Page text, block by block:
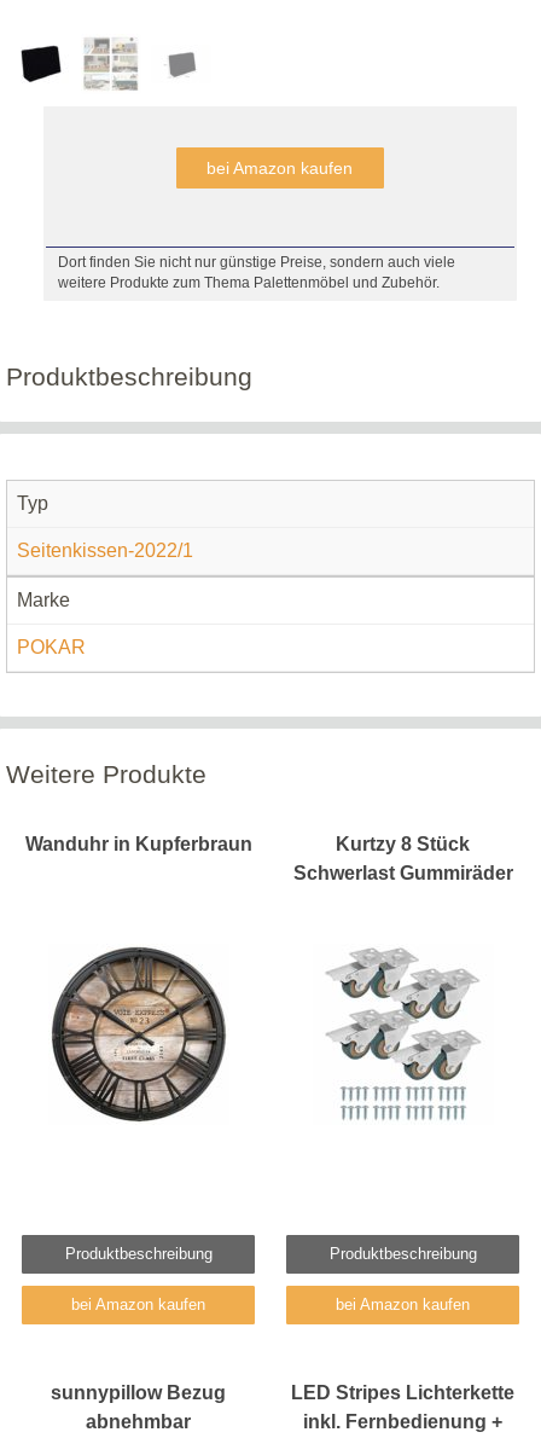
bei Amazon kaufen
Dort finden Sie nicht nur günstige Preise, sondern auch viele
weitere Produkte zum Thema Palettenmöbel und Zubehör.
Produktbeschreibung
Typ
Seitenkissen-2022/1
Marke
POKAR
Weitere Produkte
Wanduhr in Kupferbraun
Produktbeschreibung
bei Amazon kaufen
Kurtzy 8 Stück
Schwerlast Gummiräder
Produktbeschreibung
bei Amazon kaufen
sunnypillow Bezug
abnehmbar
LED Stripes Lichterkette
inkl. Fernbedienung +